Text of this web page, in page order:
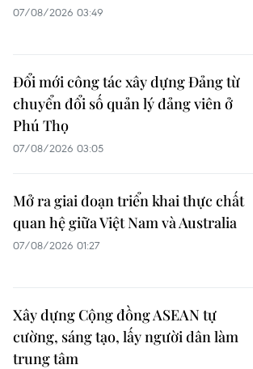
07/08/2026 03:49
Đổi mới công tác xây dựng Đảng từ
chuyển đổi số quản lý đảng viên ở
Phú Thọ
07/08/2026 03:05
Mở ra giai đoạn triển khai thực chất
quan hệ giữa Việt Nam và Australia
07/08/2026 01:27
Xây dựng Cộng đồng ASEAN tự
cường, sáng tạo, lấy người dân làm
trung tâm